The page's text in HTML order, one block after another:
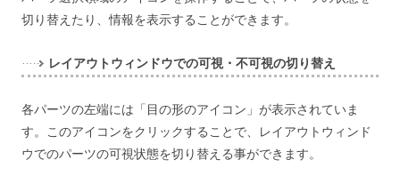
切り替えたり、情報を表示することができます。
レイアウトウィンドウでの可視・不可視の切り替え
各パーツの左端には「目の形のアイコン」が表示されていま
す。このアイコンをクリックすることで、レイアウトウィンド
ウでのパーツの可視状態を切り替える事ができます。